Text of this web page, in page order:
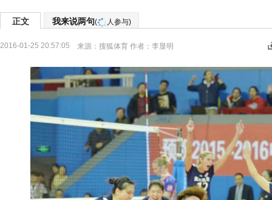
正文 我来说两句( 人参与)
2016-01-25 20:57:05 来源： 搜狐体育 作者：李显明